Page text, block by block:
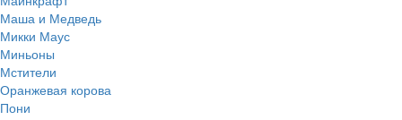
Маша и Медведь
Микки Маус
Миньоны
Мстители
Оранжевая корова
Пони